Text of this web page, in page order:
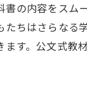
書の内容をスム
たちはさらなる
ます。公文式